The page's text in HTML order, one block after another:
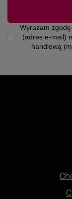
Wyrażam
(adres e-mail)
handlową